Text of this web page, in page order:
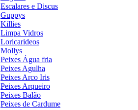
Escalares e Discus
Guppys
Killies
Limpa Vidros
Loricarideos
Mollys
Peixes Água fria
Peixes Agulha
Peixes Arco Iris
Peixes Arqueiro
Peixes Balão
Peixes de Cardume